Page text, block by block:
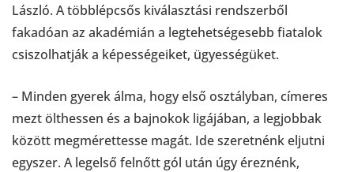
László. A többlépcsős kiválasztási rendszerből
fakadóan az akadémián a legtehetségesebb fiatalok
csiszolhatják a képességeiket, ügyességüket.
– Minden gyerek álma, hogy első osztályban, címeres
mezt ölthessen és a bajnokok ligájában, a legjobbak
között megmérettesse magát. Ide szeretnénk eljutni
egyszer. A legelső felnőtt gól után úgy éreznénk,